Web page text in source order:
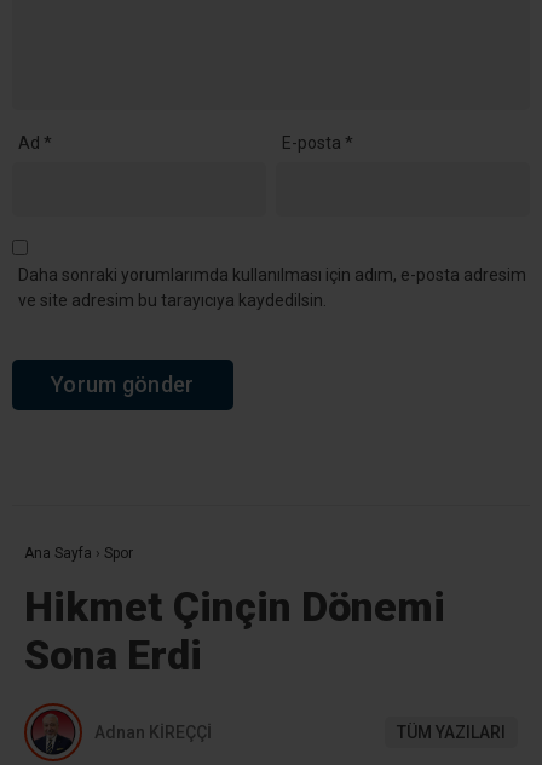
Ad * E-posta *
Daha sonraki yorumlarımda kullanılması için adım, e-posta adresim
ve site adresim bu tarayıcıya kaydedilsin.
Ana Sayfa › Spor
Hikmet Çinçin Dönemi
Sona Erdi
Adnan KİREÇÇİ TÜM YAZILARI